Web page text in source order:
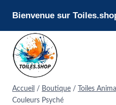
contenu
Bienvenue sur
Accueil / Boutique / Toiles
Couleurs Psyché